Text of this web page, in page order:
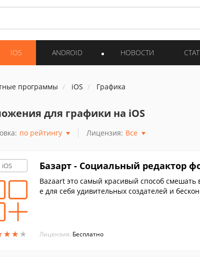
IOS ANDROID НОВОСТИ
программы iOS Графика
для графики на iOS
по рейтингу Лицензия: Все
iOS
★★★
★★★
Базарт - Социальный редактор
Bazaart это самый красивый способ
е для себя удивительных создателей и
Лицензия: Бесплатно